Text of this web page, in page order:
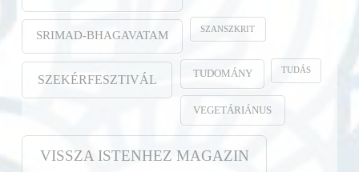
SRIMAD-BHAGAVATAM SZANSZKRIT
SZEKÉRFESZTIVÁL TUDOMÁNY TUDÁS
VEGETÁRIÁNUS
VISSZA ISTENHEZ MAGAZIN